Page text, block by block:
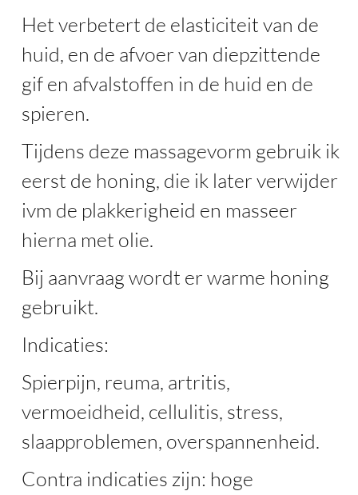
Het verbetert de elasticiteit van de
huid, en de afvoer van diepzittende
gif en afvalstoffen in de huid en de
spieren.
Tijdens deze massagevorm gebruik ik
eerst de honing, die ik later verwijder
ivm de plakkerigheid en masseer
hierna met olie.
Bij aanvraag wordt er warme honing
gebruikt.
Indicaties:
Spierpijn, reuma, artritis,
vermoeidheid, cellulitis, stress,
slaapproblemen, overspannenheid.
Contra indicaties zijn: hoge